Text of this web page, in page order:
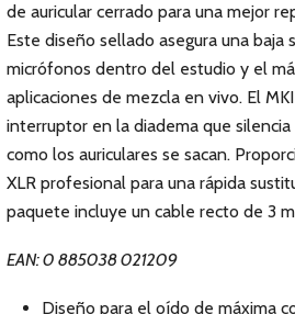
de auricular cerrado para una mejor
Este diseño sellado asegura una baja
micrófonos dentro del estudio y el
aplicaciones de mezcla en vivo. El
interruptor en la diadema que
como los auriculares se sacan.
XLR profesional para una rápida
paquete incluye un cable recto de 3
EAN: 0 885038 021209
Diseño para el oído de máxima